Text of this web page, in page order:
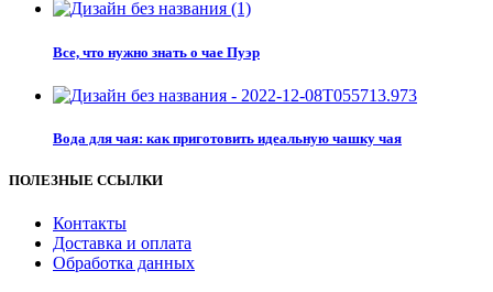
Все, что нужно знать о чае Пуэр
Вода для чая: как приготовить идеальную чашку чая
ПОЛЕЗНЫЕ ССЫЛКИ
Контакты
Доставка и оплата
Обработка данных